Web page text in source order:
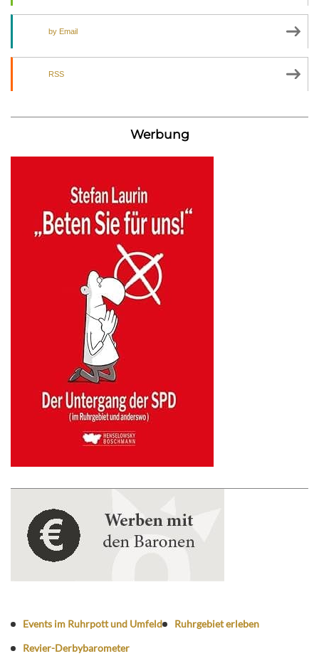
by Email
RSS
Werbung
Events im Ruhrpott und Umfeld
Ruhrgebiet erleben
Revier-Derbybarometer